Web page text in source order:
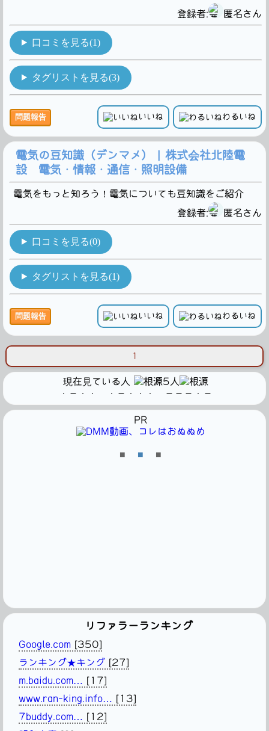
登録者:
匿名さん
口コミを見る(1)
タグリストを見る(3)
問題報告 いいね わるいね
電気の豆知識（デンマメ） | 株式会社北陸電
設 電気・情報・通信・照明設備
電気をもっと知ろう！電気についても豆知識をご紹介
登録者:
匿名さん
口コミを見る(0)
タグリストを見る(1)
問題報告 いいね わるいね
1
現在見ている人
5人
・－・・ ・－・・・ －－－・－
PR
■ ■ ■
リファラーランキング
Google.com [350]
ランキング★キング [27]
m.baidu.com…
[17]
www.ran-king.info…
[13]
7buddy.com…
[12]